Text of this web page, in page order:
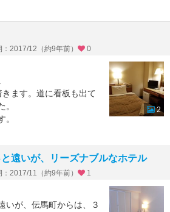
2017/12（約9年前） 0
ます。道に看板も出て
。
。
、乾燥する季節には大
2
遠いが、リーズナブルなホテル
2017/11（約9年前） 1
いが、伝馬町からは、３